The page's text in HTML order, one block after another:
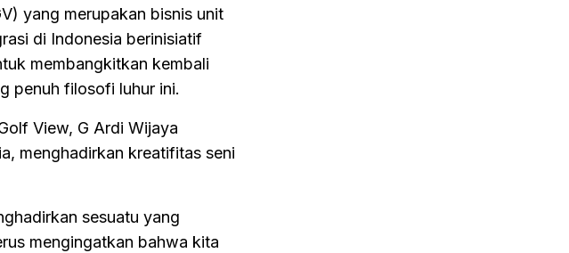
yang merupakan bisnis unit
di Indonesia berinisiatif
membangkitkan kembali
penuh filosofi luhur ini.
View, G Ardi Wijaya
menghadirkan kreatifitas seni
sesuatu yang
mengingatkan bahwa kita